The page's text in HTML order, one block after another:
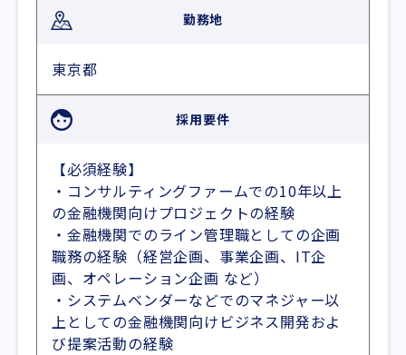
勤務地
東京都
採用要件
【必須経験】
・コンサルティングファームでの10年以上
の金融機関向けプロジェクトの経験
・金融機関でのライン管理職としての企画
職務の経験（経営企画、事業企画、IT企
画、オペレーション企画 など）
・システムベンダーなどでのマネジャー以
上としての金融機関向けビジネス開発およ
び提案活動の経験